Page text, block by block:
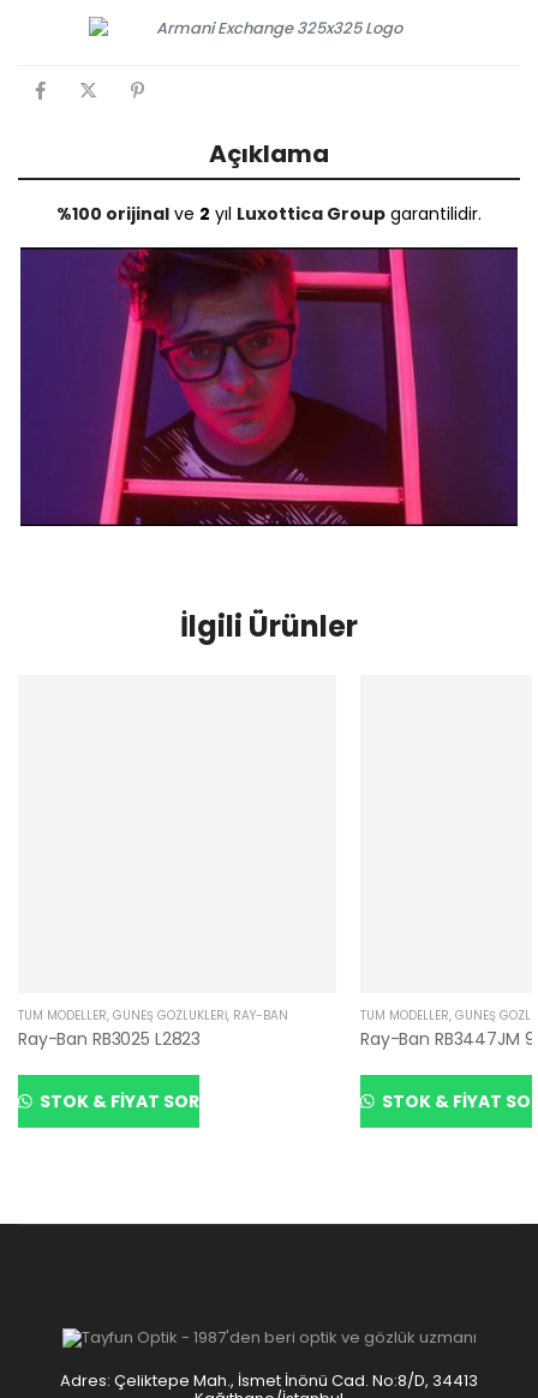
Açıklama
%100 orijinal ve 2 yıl Luxottica Group garantilidir.
İlgili Ürünler
TÜM MODELLER, GÜNEŞ GÖZLÜKLERI, RAY-BAN
Ray-Ban RB3025 L2823
STOK & FIYAT SOR
TÜM MODELLER, GÜNEŞ
Ray-Ban RB3447JM
STOK & FIYAT
Adres: Çeliktepe Mah., İsmet İnönü Cad. No:8/D, 34413